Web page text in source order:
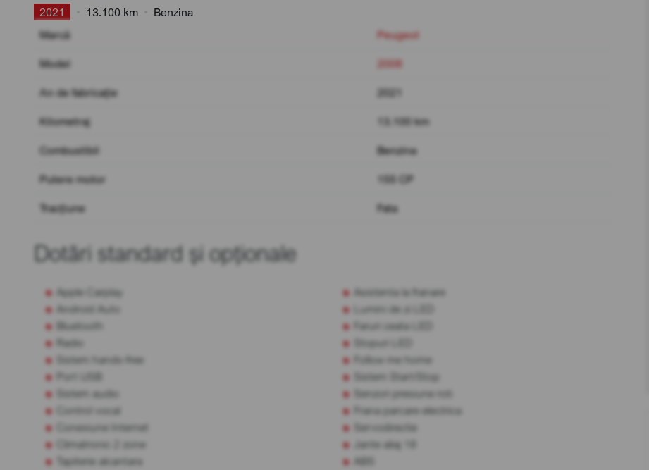
2021 13.100 km
Benzina
Marcă
Peugeot
Model 2008
An de fabricație 2021
Kilometraj 13.100 km
Combustibil Benzina
Putere motor 155 CP
Tracțiune Fata
Dotări standard și opționale
Apple Carplay
Android Auto
Bluetooth
Radio
Sistem hands-free
Port USB
Sistem audio
Control vocal
Conexiune Internet
Climatronic 2 zone
Tapiterie alcantara
Asistenta la franare
Lumini de zi LED
Faruri ceata LED
Stopuri LED
Follow me home
Sistem Start/Stop
Senzori presiune roti
Frana parcare electrica
Servodirectie
Jante aliaj 18
ABS